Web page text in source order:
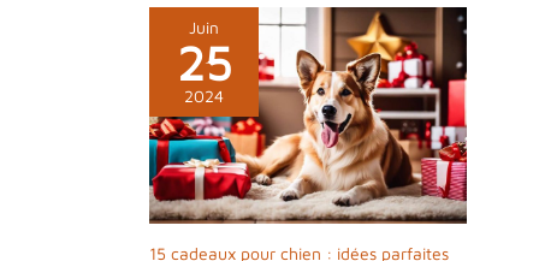
Juin
25
2024
15 cadeaux pour chien : idées parfaites